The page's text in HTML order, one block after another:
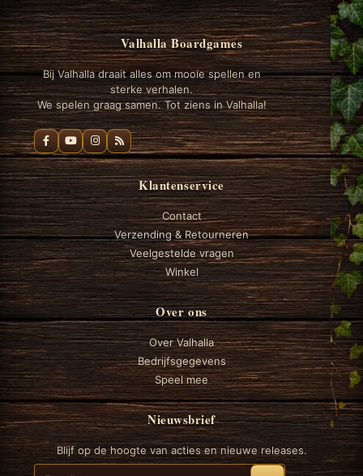
Valhalla Boardgames
Bij Valhalla draait alles om mooie spellen en
sterke verhalen.
We spelen graag samen. Tot ziens in Valhalla!
Klantenservice
Contact
Verzending & Retourneren
Veelgestelde vragen
Winkel
Over ons
Over Valhalla
Bedrijfsgegevens
Speel mee
Nieuwsbrief
Blijf op de hoogte van acties en nieuwe releases.